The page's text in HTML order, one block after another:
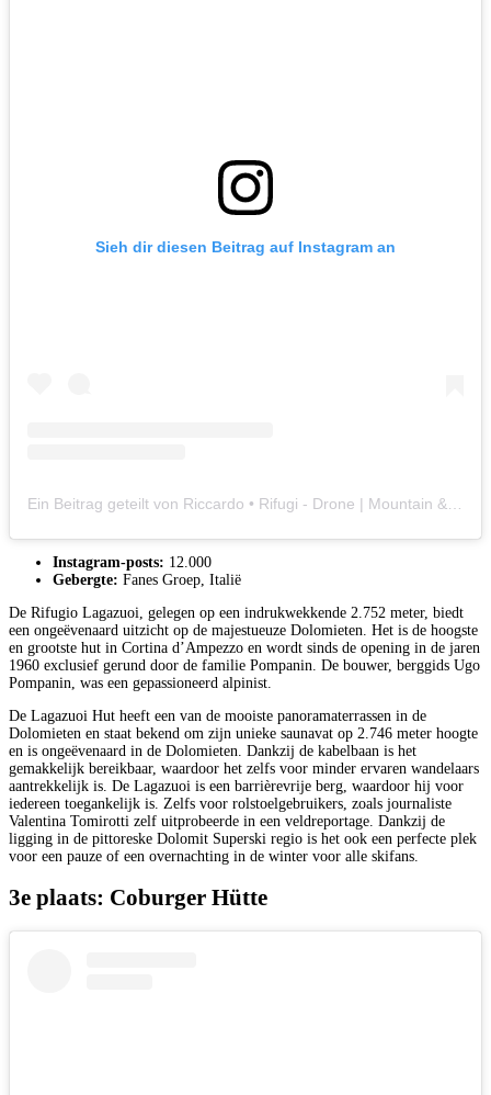
Sieh dir diesen Beitrag auf Instagram an
Instagram-posts: 12.000
Gebergte: Fanes Groep, Italië
De Rifugio Lagazuoi, gelegen op een indrukwekkende 2.752 meter, biedt
een ongeëvenaard uitzicht op de majestueuze Dolomieten. Het is de hoogste
en grootste hut in Cortina d’Ampezzo en wordt sinds de opening in de jaren
1960 exclusief gerund door de familie Pompanin. De bouwer, berggids Ugo
Pompanin, was een gepassioneerd alpinist.
De Lagazuoi Hut heeft een van de mooiste panoramaterrassen in de
Dolomieten en staat bekend om zijn unieke saunavat op 2.746 meter hoogte
en is ongeëvenaard in de Dolomieten. Dankzij de kabelbaan is het
gemakkelijk bereikbaar, waardoor het zelfs voor minder ervaren wandelaars
aantrekkelijk is. De Lagazuoi is een barrièrevrije berg, waardoor hij voor
iedereen toegankelijk is. Zelfs voor rolstoelgebruikers, zoals journaliste
Valentina Tomirotti zelf uitprobeerde in een veldreportage. Dankzij de
ligging in de pittoreske Dolomit Superski regio is het ook een perfecte plek
voor een pauze of een overnachting in de winter voor alle skifans.
3e plaats: Coburger Hütte